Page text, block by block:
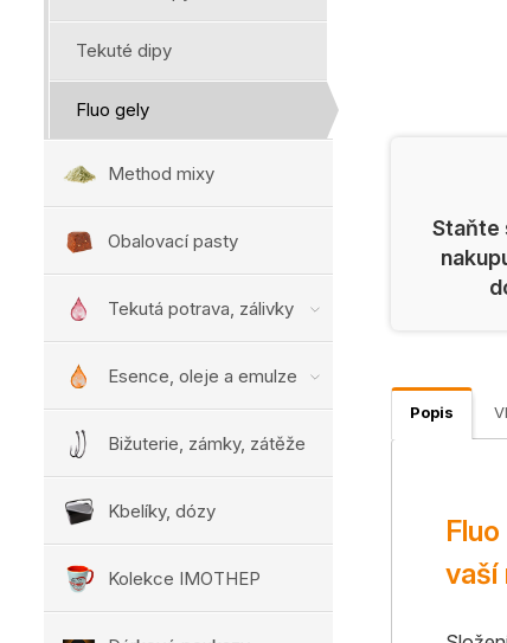
Tekuté dipy
Fluo gely
Method mixy
Obalovací pasty
Tekutá potrava, zálivky
Esence, oleje a emulze
Bižuterie, zámky, zátěže
Kbelíky, dózy
Kolekce IMOTHEP
Staňte
Popis
vaší